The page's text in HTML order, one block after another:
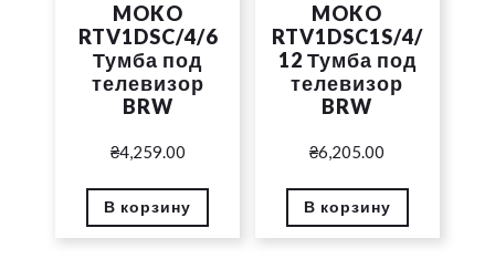
MOKO
RTV1DSC/4/6
Тумба под
телевизор
BRW
₴4,259.00
В корзину
MOKO
RTV1DSC1S/4/
12 Тумба под
телевизор
BRW
₴6,205.00
В корзину